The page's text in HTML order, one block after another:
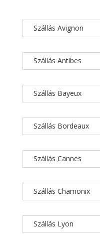
Szállás Avignon
Szállás Antibes
Szállás Bayeux
Szállás Bordeaux
Szállás Cannes
Szállás Chamonix
Szállás Lyon